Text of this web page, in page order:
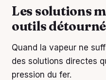
Les solutions
outils
Quand la vapeur ne
des solutions directes
pression du fer.